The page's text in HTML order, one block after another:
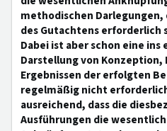
methodischen
des Gutachtens erforderlich
Dabei ist aber schon eine ins
Darstellung von
Ergebnissen der erfolgten
regelmäßig nicht
ausreichend, dass die
Ausführungen die